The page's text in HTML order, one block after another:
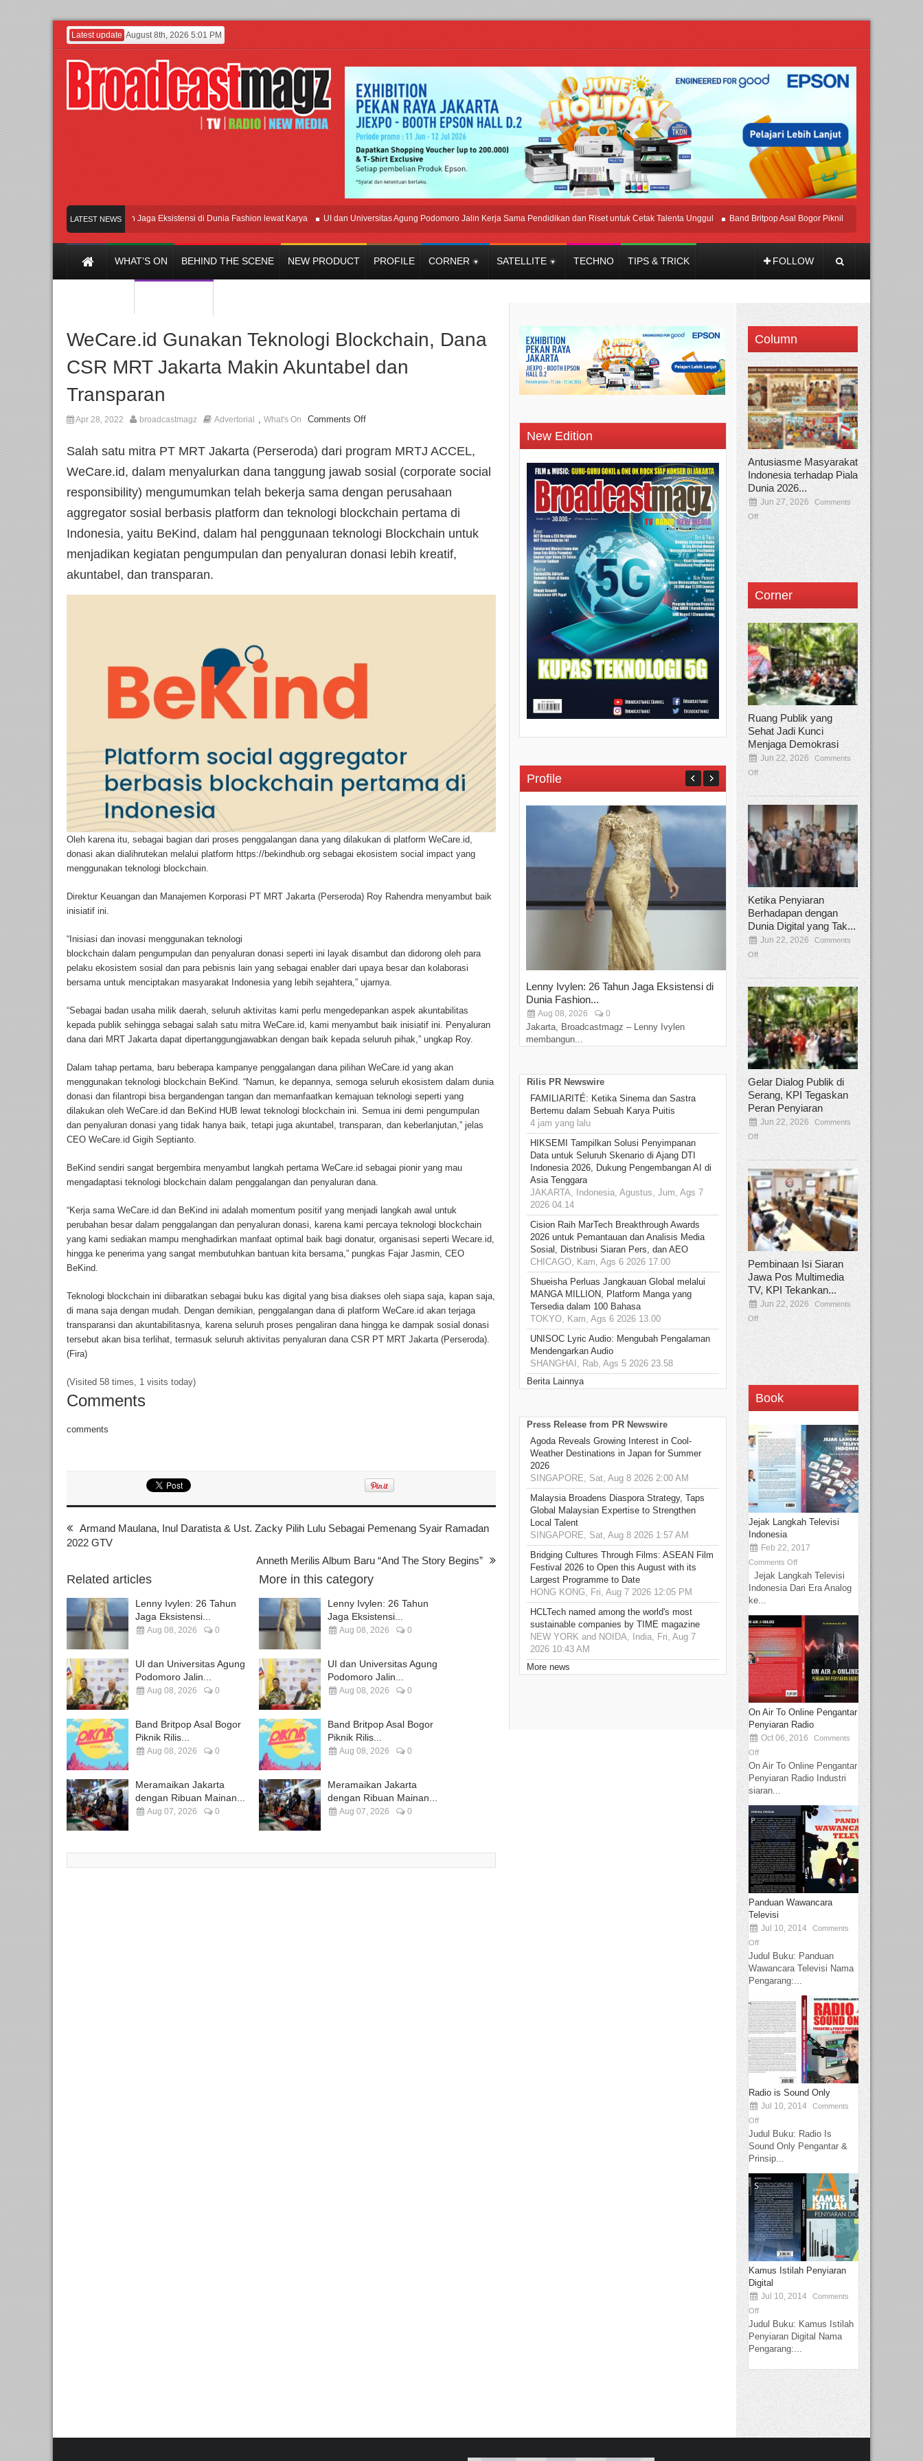
Latest update August 8th, 2026 5:01 PM
LATEST NEWS
Lenny Ivylen: 26 Tahun Jaga Eksistensi di Dunia Fashion lewat Karya UI dan Universitas Agung Podomoro Jalin Kerja Sama Pendidikan dan Riset untuk Cetak Talenta Unggul Band Britpop Asal Bogor Piknik Rilis Mini Album
WHAT’S ON BEHIND THE SCENE NEW PRODUCT PROFILE CORNER SATELLITE TECHNO TIPS & TRICK FOLLOW
WeCare.id Gunakan Teknologi Blockchain, Dana
CSR MRT Jakarta Makin Akuntabel dan
Transparan
Apr 28, 2022 broadcastmagz Advertorial , What's On Comments Off
Salah satu mitra PT MRT Jakarta (Perseroda) dari program MRTJ ACCEL,
WeCare.id, dalam menyalurkan dana tanggung jawab sosial (corporate social
responsibility) mengumumkan telah bekerja sama dengan perusahaan
aggregator sosial berbasis platform dan teknologi blockchain pertama di
Indonesia, yaitu BeKind, dalam hal penggunaan teknologi Blockchain untuk
menjadikan kegiatan pengumpulan dan penyaluran donasi lebih kreatif,
akuntabel, dan transparan.
Oleh karena itu, sebagai bagian dari proses penggalangan dana yang dilakukan di platform WeCare.id,
donasi akan dialihrutekan melalui platform https://bekindhub.org sebagai ekosistem social impact yang
menggunakan teknologi blockchain.
Direktur Keuangan dan Manajemen Korporasi PT MRT Jakarta (Perseroda) Roy Rahendra menyambut baik
inisiatif ini.
“Inisiasi dan inovasi menggunakan teknologi
blockchain dalam pengumpulan dan penyaluran donasi seperti ini layak disambut dan didorong oleh para
pelaku ekosistem sosial dan para pebisnis lain yang sebagai enabler dari upaya besar dan kolaborasi
bersama untuk menciptakan masyarakat Indonesia yang lebih sejahtera,” ujarnya.
“Sebagai badan usaha milik daerah, seluruh aktivitas kami perlu mengedepankan aspek akuntabilitas
kepada publik sehingga sebagai salah satu mitra WeCare.id, kami menyambut baik inisiatif ini. Penyaluran
dana dari MRT Jakarta dapat dipertanggungjawabkan dengan baik kepada seluruh pihak,” ungkap Roy.
Dalam tahap pertama, baru beberapa kampanye penggalangan dana pilihan WeCare.id yang akan
menggunakan teknologi blockchain BeKind. “Namun, ke depannya, semoga seluruh ekosistem dalam dunia
donasi dan filantropi bisa bergandengan tangan dan memanfaatkan kemajuan teknologi seperti yang
dilakukan oleh WeCare.id dan BeKind HUB lewat teknologi blockchain ini. Semua ini demi pengumpulan
dan penyaluran donasi yang tidak hanya baik, tetapi juga akuntabel, transparan, dan keberlanjutan,” jelas
CEO WeCare.id Gigih Septianto.
BeKind sendiri sangat bergembira menyambut langkah pertama WeCare.id sebagai pionir yang mau
mengadaptasi teknologi blockchain dalam penggalangan dan penyaluran dana.
“Kerja sama WeCare.id dan BeKind ini adalah momentum positif yang menjadi langkah awal untuk
perubahan besar dalam penggalangan dan penyaluran donasi, karena kami percaya teknologi blockchain
yang kami sediakan mampu menghadirkan manfaat optimal baik bagi donatur, organisasi seperti Wecare.id,
hingga ke penerima yang sangat membutuhkan bantuan kita bersama,” pungkas Fajar Jasmin, CEO
BeKind.
Teknologi blockchain ini diibaratkan sebagai buku kas digital yang bisa diakses oleh siapa saja, kapan saja,
di mana saja dengan mudah. Dengan demikian, penggalangan dana di platform WeCare.id akan terjaga
transparansi dan akuntabilitasnya, karena seluruh proses pengaliran dana hingga ke dampak sosial donasi
tersebut akan bisa terlihat, termasuk seluruh aktivitas penyaluran dana CSR PT MRT Jakarta (Perseroda).
(Fira)
(Visited 58 times, 1 visits today)
Comments
comments
Armand Maulana, Inul Daratista & Ust. Zacky Pilih Lulu Sebagai Pemenang Syair Ramadan
2022 GTV
Anneth Merilis Album Baru “And The Story Begins”
Related articles
Lenny Ivylen: 26 Tahun
Jaga Eksistensi...
Aug 08, 2026 0
UI dan Universitas Agung
Podomoro Jalin...
Aug 08, 2026 0
Band Britpop Asal Bogor
Piknik Rilis...
Aug 08, 2026 0
Meramaikan Jakarta
dengan Ribuan Mainan...
Aug 07, 2026 0
More in this category
Lenny Ivylen: 26 Tahun
Jaga Eksistensi...
Aug 08, 2026 0
UI dan Universitas Agung
Podomoro Jalin...
Aug 08, 2026 0
Band Britpop Asal Bogor
Piknik Rilis...
Aug 08, 2026 0
Meramaikan Jakarta
dengan Ribuan Mainan...
Aug 07, 2026 0
New Edition
Profile
Lenny Ivylen: 26 Tahun Jaga Eksistensi di
Dunia Fashion...
Aug 08, 2026 0
Jakarta, Broadcastmagz – Lenny Ivylen
membangun...
Yan Senjaya, Kreativitas Lima
Sinema Indonesia
Dec 22, 2025 Comments Off
Jakarta, Broadcastmagz – Yan Senjaya
Rilis PR Newswire
FAMILIARITÉ: Ketika Sinema dan Sastra
Bertemu dalam Sebuah Karya Puitis
4 jam yang lalu
HIKSEMI Tampilkan Solusi Penyimpanan
Data untuk Seluruh Skenario di Ajang DTI
Indonesia 2026, Dukung Pengembangan AI di
Asia Tenggara
JAKARTA, Indonesia, Agustus, Jum, Ags 7
2026 04.14
Cision Raih MarTech Breakthrough Awards
2026 untuk Pemantauan dan Analisis Media
Sosial, Distribusi Siaran Pers, dan AEO
CHICAGO, Kam, Ags 6 2026 17.00
Shueisha Perluas Jangkauan Global melalui
MANGA MILLION, Platform Manga yang
Tersedia dalam 100 Bahasa
TOKYO, Kam, Ags 6 2026 13.00
UNISOC Lyric Audio: Mengubah Pengalaman
Mendengarkan Audio
SHANGHAI, Rab, Ags 5 2026 23.58
Berita Lainnya
Press Release from PR Newswire
Agoda Reveals Growing Interest in Cool-
Weather Destinations in Japan for Summer
2026
SINGAPORE, Sat, Aug 8 2026 2:00 AM
Malaysia Broadens Diaspora Strategy, Taps
Global Malaysian Expertise to Strengthen
Local Talent
SINGAPORE, Sat, Aug 8 2026 1:57 AM
Bridging Cultures Through Films: ASEAN Film
Festival 2026 to Open this August with its
Largest Programme to Date
HONG KONG, Fri, Aug 7 2026 12:05 PM
HCLTech named among the world's most
sustainable companies by TIME magazine
NEW YORK and NOIDA, India, Fri, Aug 7
2026 10:43 AM
More news
Column
Antusiasme Masyarakat
Indonesia terhadap Piala
Dunia 2026...
Jun 27, 2026
Comments
Off
Corner
Ruang Publik yang
Sehat Jadi Kunci
Menjaga Demokrasi
Jun 22, 2026
Comments
Off
Ketika Penyiaran
Berhadapan dengan
Dunia Digital yang Tak...
Jun 22, 2026
Comments
Off
Gelar Dialog Publik di
Serang, KPI Tegaskan
Peran Penyiaran
Jun 22, 2026
Comments
Off
Pembinaan Isi Siaran
Jawa Pos Multimedia
TV, KPI Tekankan...
Jun 22, 2026
Comments
Off
Book
Jejak Langkah Televisi
Indonesia
Feb 22, 2017
Comments Off
Jejak Langkah Televisi
Indonesia Dari Era Analog
ke...
On Air To Online Pengantar
Penyiaran Radio
Oct 06, 2016
Comments
Off
On Air To Online Pengantar
Penyiaran Radio Industri
siaran...
Panduan Wawancara
Televisi
Jul 10, 2014
Comments
Off
Judul Buku: Panduan
Wawancara Televisi Nama
Pengarang:...
Radio is Sound Only
Jul 10, 2014
Comments
Off
Judul Buku: Radio Is
Sound Only Pengantar &
Prinsip...
Kamus Istilah Penyiaran
Digital
Jul 10, 2014
Comments
Off
Judul Buku: Kamus Istilah
Penyiaran Digital Nama
Pengarang:...